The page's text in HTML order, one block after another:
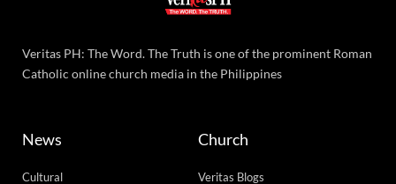
Veritas PH: The Word. The Truth is one of the prominent Roman
Catholic online church media in the Philippines
News
Cultural
Church
Veritas Blogs